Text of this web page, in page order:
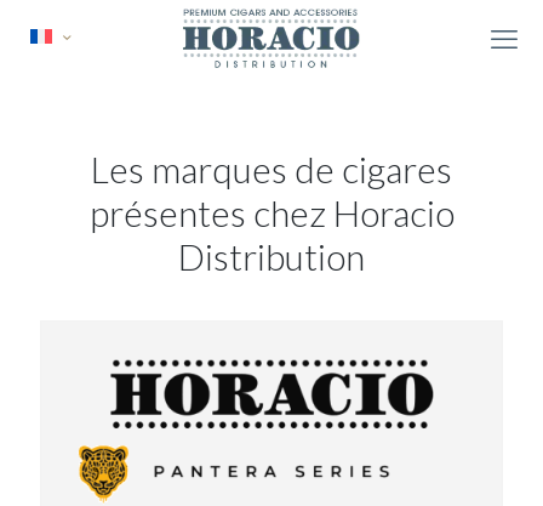
Les marques de cigares
présentes chez Horacio
Distribution